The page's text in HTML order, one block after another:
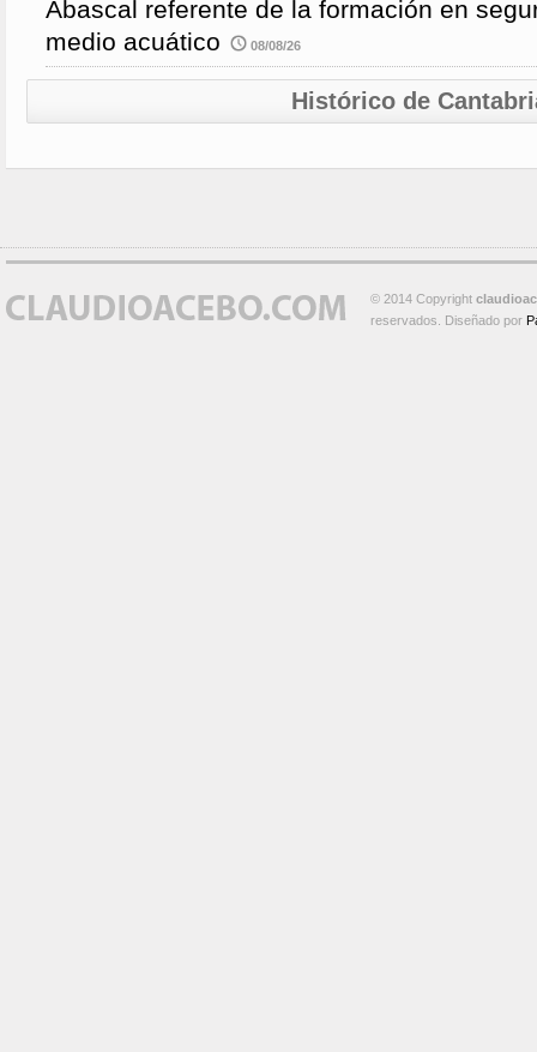
Abascal referente de la formación en
medio acuático
08/08/26
Histórico de
© 2014 Copyright
reservados. Diseñado por